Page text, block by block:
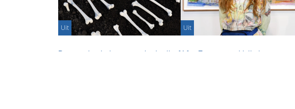
Uit
Dansende skeletten en 'n doolhof
Uit
Afra Eisma wint Volkskrant